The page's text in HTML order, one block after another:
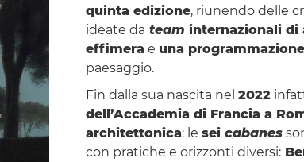
quinta edizione, riunendo delle
ideate da team internazionali
effimera e una
paesaggio.
Fin dalla sua nascita nel 2022
dell’Accademia di Francia a
architettonica: le sei cabanes
con pratiche e orizzonti diversi: